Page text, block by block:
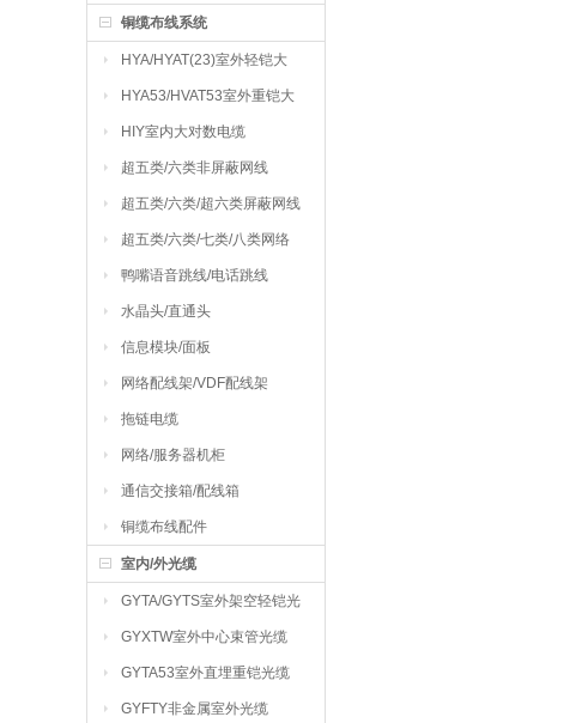
铜缆布线系统
HYA/HYAT(23)室外轻铠大
对数电缆
HYA53/HVAT53室外重铠大
对数电缆
HIY室内大对数电缆
超五类/六类非屏蔽网线
超五类/六类/超六类屏蔽网线
超五类/六类/七类/八类网络
跳线
鸭嘴语音跳线/电话跳线
水晶头/直通头
信息模块/面板
网络配线架/VDF配线架
拖链电缆
网络/服务器机柜
通信交接箱/配线箱
铜缆布线配件
室内/外光缆
GYTA/GYTS室外架空轻铠光
缆
GYXTW室外中心束管光缆
GYTA53室外直埋重铠光缆
GYFTY非金属室外光缆